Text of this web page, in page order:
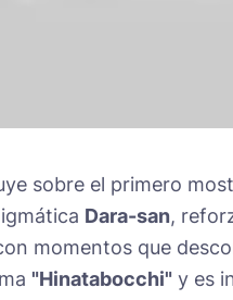
sobre el primero
Dara-san,
momentos que
"Hinatabocchi" y es